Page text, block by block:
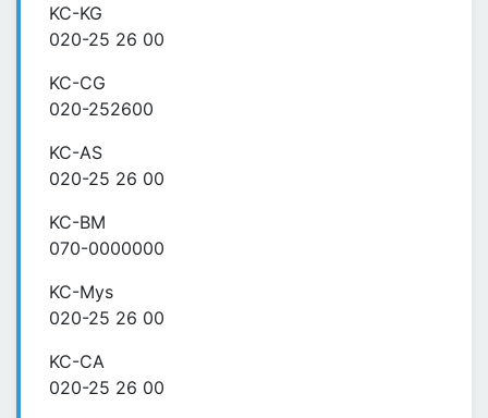
KC-KG
020-25 26 00
KC-CG
020-252600
KC-AS
020-25 26 00
KC-BM
070-0000000
KC-Mys
020-25 26 00
KC-CA
020-25 26 00